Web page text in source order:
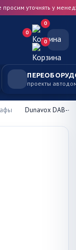
уточнять у
0
0
0
проекты
Dunavox DAB-